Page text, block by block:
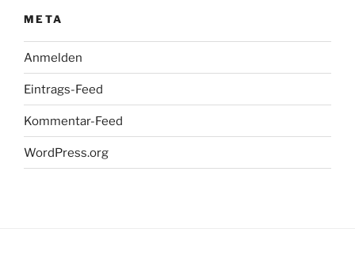
META
Anmelden
Eintrags-Feed
Kommentar-Feed
WordPress.org